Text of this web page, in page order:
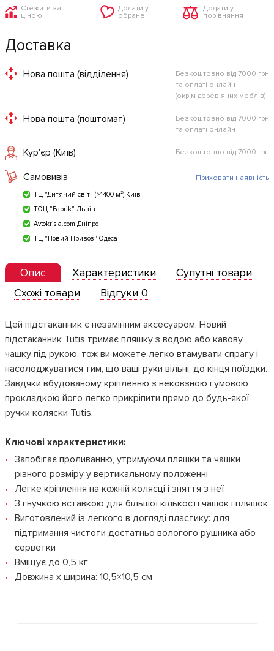
Стежити за
ціною
Додати у
обране
Додати у
порівняння
Доставка
Нова пошта (відділення)
Безкоштовно від 7000 грн
та оплаті онлайн
(окрім дерев'яних меблів)
Нова пошта (поштомат)
Безкоштовно від 7000 грн
та оплаті онлайн
Кур'єр (Київ) Безкоштовно від 7000 грн
Самовивіз
ТЦ "Дитячий світ" (>1400 м²) Київ
ТОЦ "Fabrik" Львів
Avtokrisla.com Дніпро
ТЦ "Новий Привоз" Одеса
Приховати наявність
Опис Характеристики
Супутні товари
Схожі товари
Відгуки 0
Цей підстаканник є незамінним аксесуаром. Новий
підстаканник Tutis тримає пляшку з водою або кавову
чашку під рукою, тож ви можете легко втамувати спрагу і
насолоджуватися тим, що ваші руки вільні, до кінця поїздки.
Завдяки вбудованому кріпленню з нековзною гумовою
прокладкою його легко прикріпити прямо до будь-якої
ручки коляски Tutis.
Ключові характеристики:
Запобігає проливанню, утримуючи пляшки та чашки
різного розміру у вертикальному положенні
Легке кріплення на кожній колясці і зняття з неї
З гнучкою вставкою для більшої кількості чашок і пляшок
Виготовлений із легкого в догляді пластику: для
підтримання чистоти достатньо вологого рушника або
серветки
Вміщує до 0,5 кг
Довжина х ширина: 10,5×10,5 см